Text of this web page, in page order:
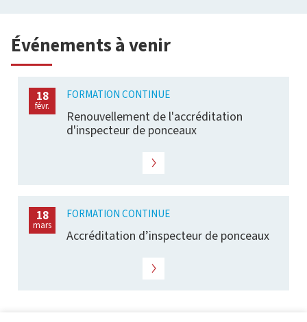
Événements à venir
18
févr.
FORMATION CONTINUE
Renouvellement de l'accréditation
d'inspecteur de ponceaux
18
mars
FORMATION CONTINUE
Accréditation d’inspecteur de ponceaux